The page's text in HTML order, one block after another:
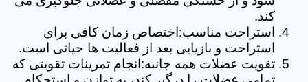
کند.
استراحت مناسب:اختصاص زمان کافی برای
استراحت و بازیابی بعد از فعالیت ها حیاتی است.
تقویت عضلات همه جانبه:انجام تمرینات تقویتی که